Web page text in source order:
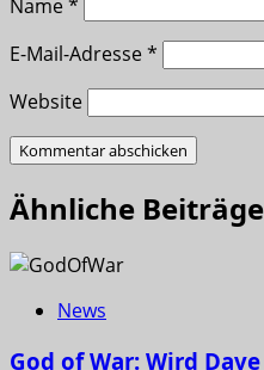
Name*
E-Mail-Adresse*
Website
Ähnliche Beiträge
News
God of War: Wird